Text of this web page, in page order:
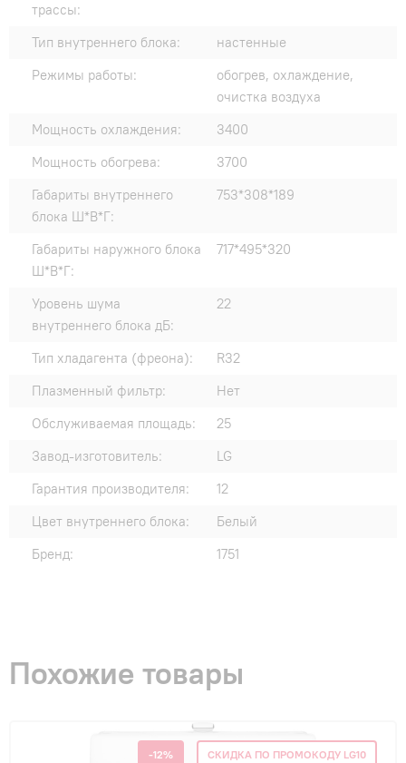
трассы:
Тип внутреннего блока:
настенные
Режимы работы:
обогрев, охлаждение,
очистка воздуха
Мощность охлаждения:
3400
Мощность обогрева:
3700
Габариты внутреннего
блока Ш*В*Г:
753*308*189
Габариты наружного блока
Ш*В*Г:
717*495*320
Уровень шума
внутреннего блока дБ:
22
Тип хладагента (фреона):
R32
Плазменный фильтр:
Нет
Обслуживаемая площадь:
25
Завод-изготовитель:
LG
Гарантия производителя:
12
Цвет внутреннего блока:
Белый
Бренд:
1751
Похожие товары
-12% СКИДКА ПО ПРОМОКОДУ LG10